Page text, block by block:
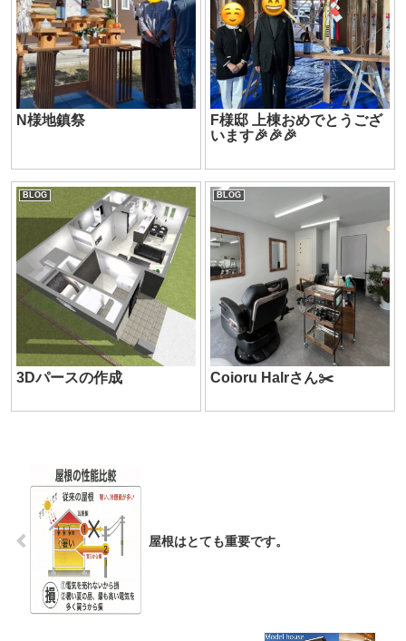
N様地鎮祭
F様邸 上棟おめでとうござ
います🎉🎉🎉
BLOG
3Dパースの作成
BLOG
Coioru Halrさん✂️
屋根はとても重要です。